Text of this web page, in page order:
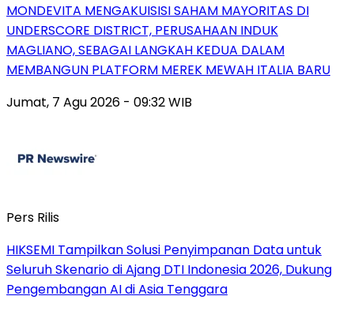
MONDEVITA MENGAKUISISI SAHAM MAYORITAS DI
UNDERSCORE DISTRICT, PERUSAHAAN INDUK
MAGLIANO, SEBAGAI LANGKAH KEDUA DALAM
MEMBANGUN PLATFORM MEREK MEWAH ITALIA BARU
Jumat, 7 Agu 2026 - 09:32 WIB
Pers Rilis
HIKSEMI Tampilkan Solusi Penyimpanan Data untuk
Seluruh Skenario di Ajang DTI Indonesia 2026, Dukung
Pengembangan AI di Asia Tenggara